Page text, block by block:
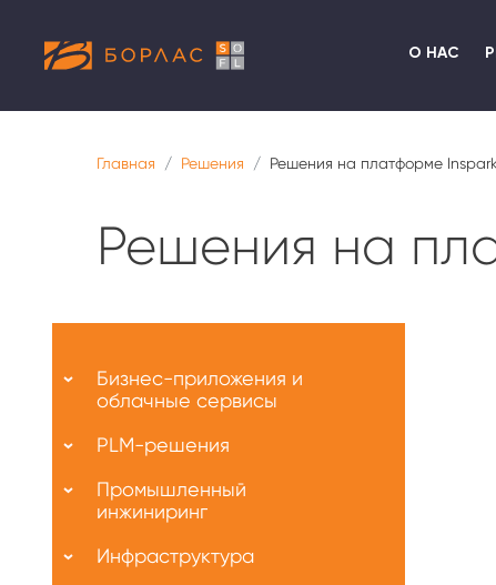
О НАС
Главная Решения Решения на платформе Inspark
Решения на
нас
Бизнес-приложения и
облачные сервисы
PLM-решения
Промышленный
инжиниринг
Инфраструктура